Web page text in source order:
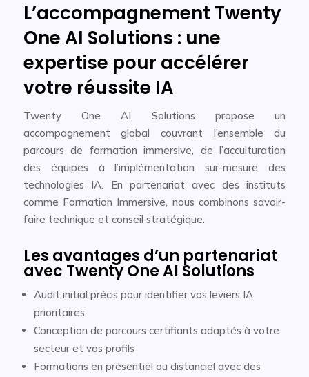
L’accompagnement Twenty
One AI Solutions : une
expertise pour accélérer
votre réussite IA
Twenty One AI Solutions propose un
accompagnement global couvrant l’ensemble du
parcours de formation immersive, de l’acculturation
des équipes à l’implémentation sur-mesure des
technologies IA. En partenariat avec des instituts
comme Formation Immersive, nous combinons savoir-
faire technique et conseil stratégique.
Les avantages d’un partenariat
avec Twenty One AI Solutions
Audit initial précis pour identifier vos leviers IA
prioritaires
Conception de parcours certifiants adaptés à votre
secteur et vos profils
Formations en présentiel ou distanciel avec des